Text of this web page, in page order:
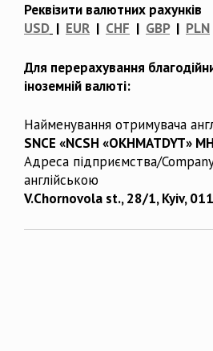
Реквізити валютних рахунків
USD | EUR | CHF | GBP| PLN
Для перерахування
іноземній валюті:
Найменування отримувача
SNCE «NCSH «OKHMATDYT»
Адреса підприємства/
англійською
V.Chornovola st., 28/1, Kyiv,